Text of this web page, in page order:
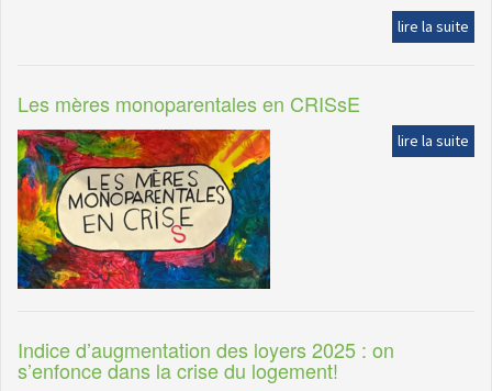
lire la suite
Les mères monoparentales en CRISsE
lire la suite
Indice d’augmentation des loyers 2025 : on
s’enfonce dans la crise du logement!